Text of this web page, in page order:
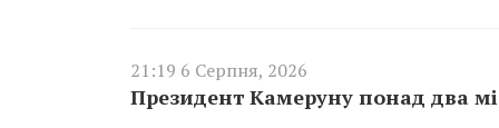
21:19 6 Серпня, 2026
Президент Камеруну понад два